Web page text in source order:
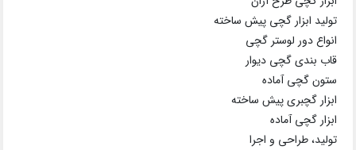
تولید ابزار گچی پیش ساخته
انواع دور لوستر گچی
قاب بندی گچی دیوار
ستون گچی آماده
ابزار گچبری پیش ساخته
ابزار گچی آماده
تولید، طراحی و اجرا